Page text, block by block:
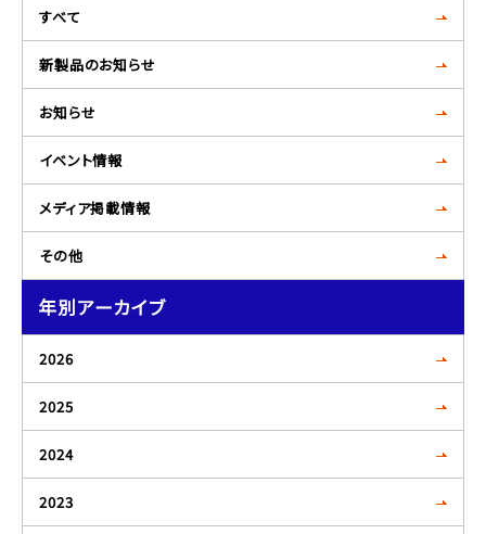
すべて
新製品のお知らせ
お知らせ
イベント情報
メディア掲載情報
その他
年別アーカイブ
2026
2025
2024
2023